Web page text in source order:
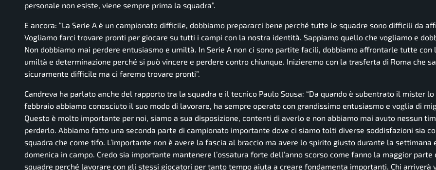
personale non esiste, viene sempre prima la squadra”.
E ancora: “La Serie A è un campionato difficile, dobbiamo prepararci bene perché tutte le squadre sono difficili da
Vogliamo farci trovare pronti per giocare su tutti i campi con la nostra identità. Sappiamo quello che vogliamo e
Non dobbiamo mai perdere entusiasmo e umiltà. In Serie A non ci sono partite facili, dobbiamo affrontarle tutte con
umiltà e determinazione perché si può vincere e perdere contro chiunque. Inizieremo con la trasferta di Roma che
sicuramente difficile ma ci faremo trovare pronti”.
Candreva ha parlato anche del rapporto tra la squadra e il tecnico Paulo Sousa: “Da quando è subentrato il mister lo
febbraio abbiamo conosciuto il suo modo di lavorare, ha sempre operato con grandissimo entusiasmo e voglia di
Questo è molto importante per noi, siamo a sua disposizione, contenti di averlo e non abbiamo mai avuto nessun
perderlo. Abbiamo fatto una seconda parte di campionato importante dove ci siamo tolti diverse soddisfazioni sia
squadra che come tifo. L’importante non è avere la fascia al braccio ma avere lo spirito giusto durante la settimana
domenica in campo. Credo sia importante mantenere l’ossatura forte dell’anno scorso come fanno la maggior parte
squadre perché lavorare con gli stessi giocatori per tanto tempo aiuta a creare fondamenta importanti. Chi arriverà